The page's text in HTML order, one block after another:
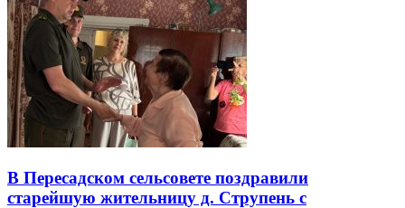
В Пересадском сельсовете поздравили
старейшую жительницу д. Струпень с